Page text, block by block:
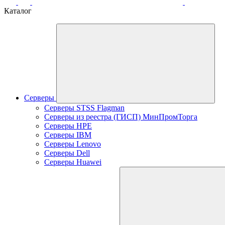
Каталог
Серверы
Серверы STSS Flagman
Серверы из реестра (ГИСП) МинПромТорга
Серверы HPE
Серверы IBM
Серверы Lenovo
Серверы Dell
Серверы Huawei